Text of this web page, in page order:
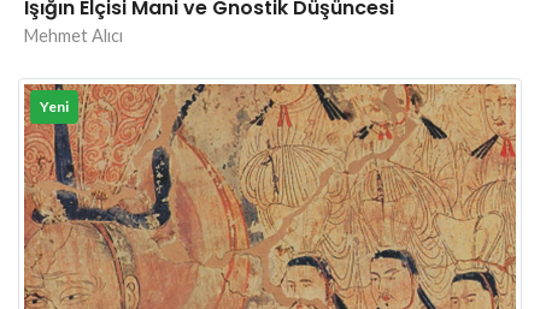
Işığın Elçisi Mani ve Gnostik Düşüncesi
Mehmet Alıcı
Yeni